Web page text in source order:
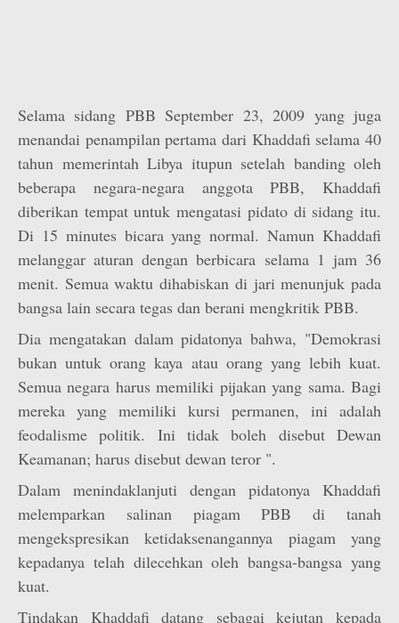
Selama sidang PBB September 23, 2009 yang juga
menandai penampilan pertama dari Khaddafi selama 40
tahun memerintah Libya itupun setelah banding oleh
beberapa negara-negara anggota PBB, Khaddafi
diberikan tempat untuk mengatasi pidato di sidang itu.
Di 15 minutes bicara yang normal. Namun Khaddafi
melanggar aturan dengan berbicara selama 1 jam 36
menit. Semua waktu dihabiskan di jari menunjuk pada
bangsa lain secara tegas dan berani mengkritik PBB.
Dia mengatakan dalam pidatonya bahwa, "Demokrasi
bukan untuk orang kaya atau orang yang lebih kuat.
Semua negara harus memiliki pijakan yang sama. Bagi
mereka yang memiliki kursi permanen, ini adalah
feodalisme politik. Ini tidak boleh disebut Dewan
Keamanan; harus disebut dewan teror ".
Dalam menindaklanjuti dengan pidatonya Khaddafi
melemparkan salinan piagam PBB di tanah
mengekspresikan ketidaksenangannya piagam yang
kepadanya telah dilecehkan oleh bangsa-bangsa yang
kuat.
Tindakan Khaddafi datang sebagai kejutan kepada